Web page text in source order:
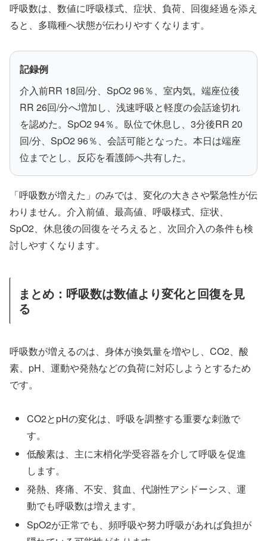
呼吸数は、数値に呼吸様式、症状、負荷、回復経過を添え
ると、多職種へ状態が伝わりやすくなります。
記録例
介入前RR 18回/分、SpO2 96％、室内気。端座位後
RR 26回/分へ増加し、浅速呼吸と軽度の会話途切れ
を認めた。SpO2 94％。臥位で休息し、3分後RR 20
回/分、SpO2 96％、会話可能となった。本日は端座
位までとし、反応を看護師へ共有した。
「呼吸数が増えた」のみでは、変化の大きさや緊急性が伝
わりません。介入前値、最高値、呼吸様式、症状、
SpO2、休息後の回復をそろえると、次回介入の条件も検
討しやすくなります。
まとめ：呼吸数は数値より変化と回復を見
る
呼吸数が増えるのは、身体が換気量を増やし、CO2、酸
素、pH、運動や発熱などの負荷に対応しようとするため
です。
CO2とpHの変化は、呼吸を調整する重要な刺激で
す。
低酸素は、主に末梢化学受容器を介して呼吸を促進
します。
発熱、疼痛、不安、貧血、代謝性アシドーシス、運
動でも呼吸数は増えます。
SpO2が正常でも、頻呼吸や努力呼吸があれば負担が